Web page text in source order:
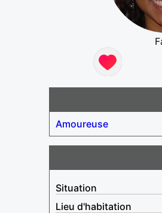
Amoureuse
Situation
Lieu d'habitation